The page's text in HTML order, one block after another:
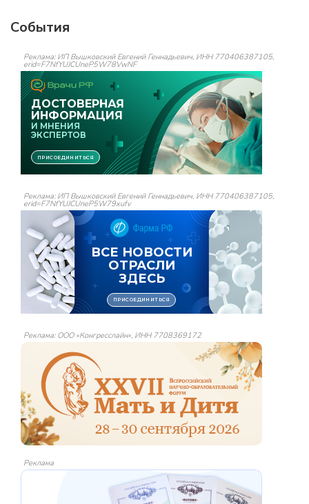
События
Реклама: ИП Вышковский Евгений Геннадьевич, ИНН 770406387105,
erid=F7NfYUJCUneP5W78VwNF
Реклама: ИП Вышковский Евгений Геннадьевич, ИНН 770406387105,
erid=F7NfYUJCUneP5W79xufv
Реклама: ООО «Конгресслайн», ИНН 7708369172
Реклама